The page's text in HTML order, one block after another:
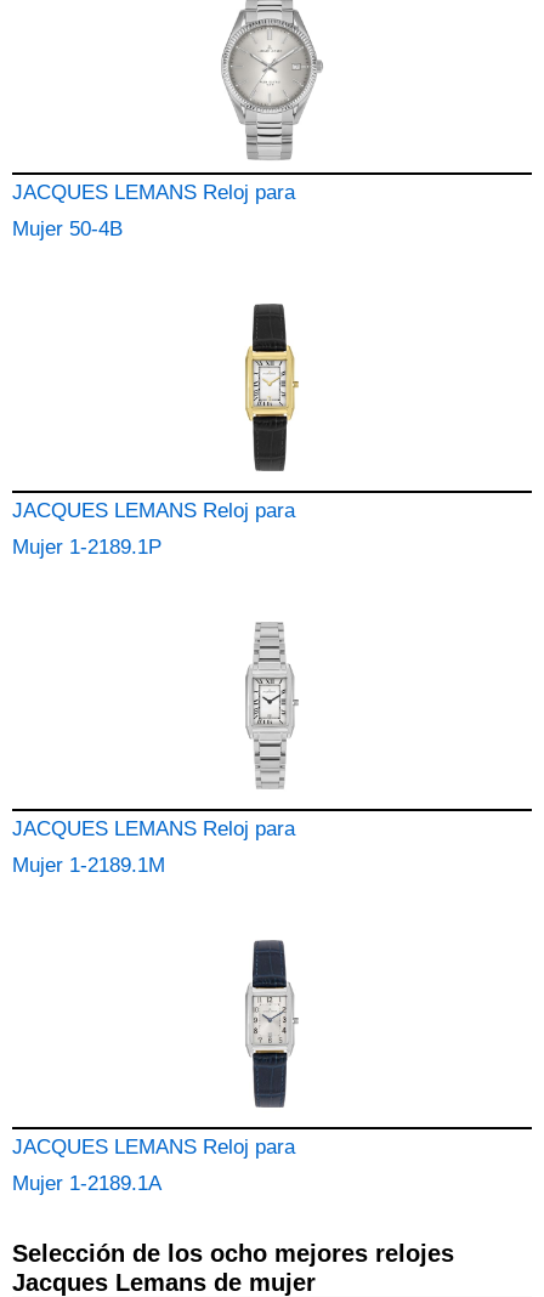
JACQUES LEMANS Reloj para
Mujer 50-4B
JACQUES LEMANS Reloj para
Mujer 1-2189.1P
JACQUES LEMANS Reloj para
Mujer 1-2189.1M
JACQUES LEMANS Reloj para
Mujer 1-2189.1A
Selección de los ocho mejores relojes
Jacques Lemans de mujer